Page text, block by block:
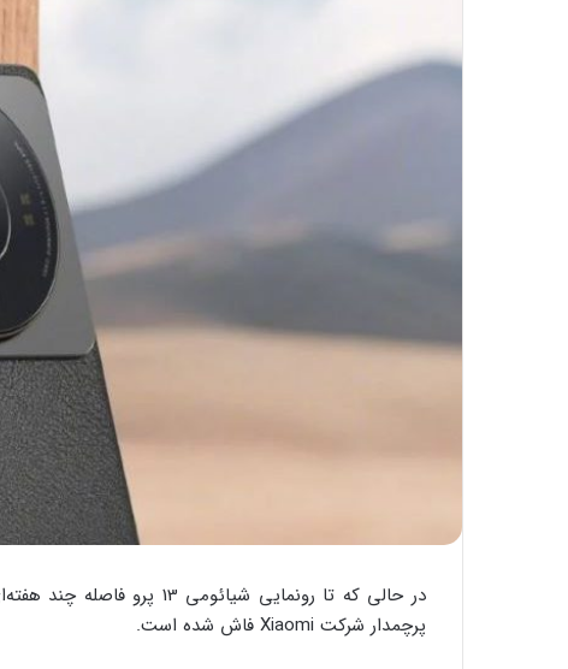
در حالی که تا رونمایی
پرچمدار شرکت Xiaomi فاش شده است.